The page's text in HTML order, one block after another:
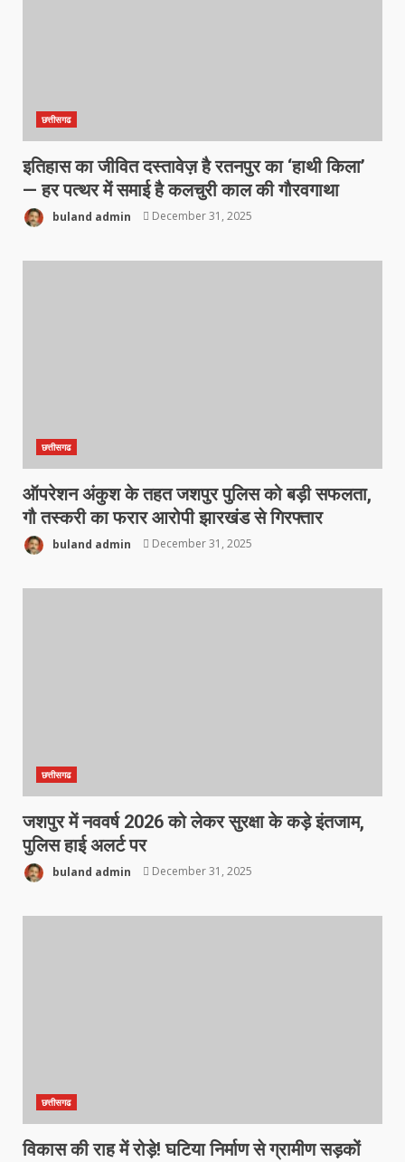
छत्तीसगढ
इतिहास का जीवित दस्तावेज़ है रतनपुर का ‘हाथी किला’
— हर पत्थर में समाई है कलचुरी काल की गौरवगाथा
buland admin December 31, 2025
छत्तीसगढ
ऑपरेशन अंकुश के तहत जशपुर पुलिस को बड़ी सफलता,
गौ तस्करी का फरार आरोपी झारखंड से गिरफ्तार
buland admin December 31, 2025
छत्तीसगढ
जशपुर में नववर्ष 2026 को लेकर सुरक्षा के कड़े इंतजाम,
पुलिस हाई अलर्ट पर
buland admin December 31, 2025
छत्तीसगढ
विकास की राह में रोड़े! घटिया निर्माण से ग्रामीण सड़कों